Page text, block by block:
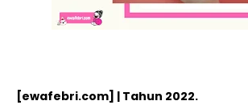
[ewafebri.com] | Tahun 2022.